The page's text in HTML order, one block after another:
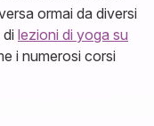
ormai da diversi
lezioni di yoga su
i numerosi corsi